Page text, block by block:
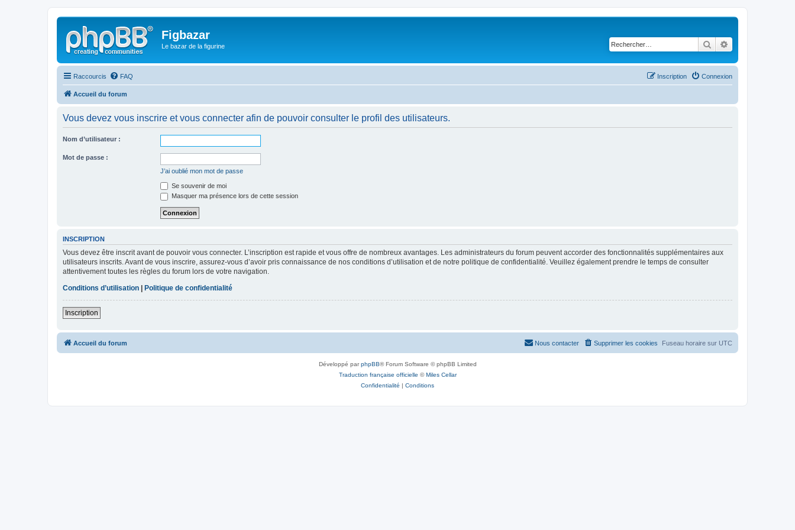
Figbazar
Le bazar de la figurine Rechercher
Raccourcis FAQ Connexion
Inscription
Accueil du forum
Vous devez vous inscrire et vous connecter afin de pouvoir consulter le profil des utilisateurs.
Nom d’utilisateur :
Mot de passe :
J’ai oublié mon mot de passe
Se souvenir de moi
Masquer ma présence lors de cette session
INSCRIPTION
Vous devez être inscrit avant de pouvoir vous connecter. L’inscription est rapide et vous offre de nombreux avantages. Les administrateurs du forum peuvent accorder des fonctionnalités supplémentaires aux
utilisateurs inscrits. Avant de vous inscrire, assurez-vous d’avoir pris connaissance de nos conditions d’utilisation et de notre politique de confidentialité. Veuillez également prendre le temps de consulter
attentivement toutes les règles du forum lors de votre navigation.
Conditions d’utilisation
Politique de confidentialité
Inscription
Accueil du forum Fuseau horaire sur UTC
Supprimer les cookies
Nous contacter
Développé parphpBB® Forum Software © phpBB Limited
Traduction française officielle ©Miles Cellar
Confidentialité | Conditions